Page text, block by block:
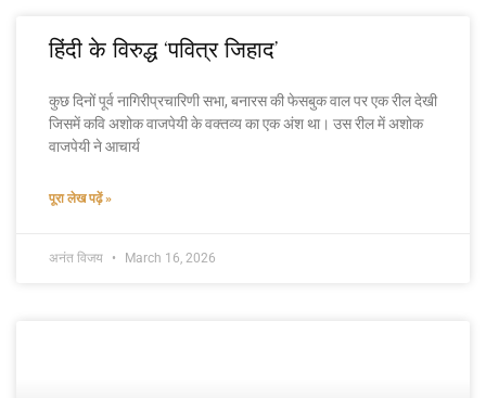
हिंदी के विरुद्ध ‘पवित्र जिहाद’
कुछ दिनों पूर्व नागिरीप्रचारिणी सभा, बनारस की फेसबुक वाल पर एक रील देखी
जिसमें कवि अशोक वाजपेयी के वक्तव्य का एक अंश था। उस रील में अशोक
वाजपेयी ने आचार्य
पूरा लेख पढ़ें »
अनंत विजय March 16, 2026